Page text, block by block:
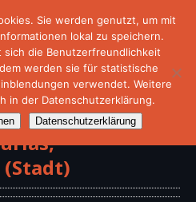
Sie werden genutzt, um mit
lokal zu speichern.
sich die Benutzerfreundlichkeit
werden sie für statistische
verwendet. Weitere
in der Datenschutzerklärung.
Datenschutzerklärung